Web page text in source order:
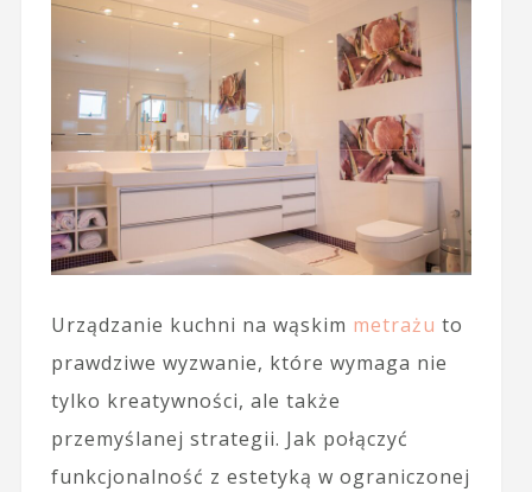
Urządzanie kuchni na wąskim metrażu to
prawdziwe wyzwanie, które wymaga nie
tylko kreatywności, ale także
przemyślanej strategii. Jak połączyć
funkcjonalność z estetyką w ograniczonej